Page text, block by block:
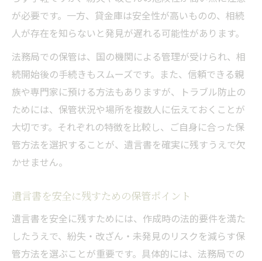
が必要です。一方、貸金庫は安全性が高いものの、相続
人が存在を知らないと発見が遅れる可能性があります。
法務局での保管は、国の機関による管理が受けられ、相
続開始後の手続きもスムーズです。また、信頼できる親
族や専門家に預ける方法もありますが、トラブル防止の
ためには、保管状況や場所を複数人に伝えておくことが
大切です。それぞれの特徴を比較し、ご自身に合った保
管方法を選択することが、遺言書を確実に残すうえで欠
かせません。
遺言書を安全に残すための保管ポイント
遺言書を安全に残すためには、作成時の法的要件を満た
したうえで、紛失・改ざん・未発見のリスクを減らす保
管方法を選ぶことが重要です。具体的には、法務局での